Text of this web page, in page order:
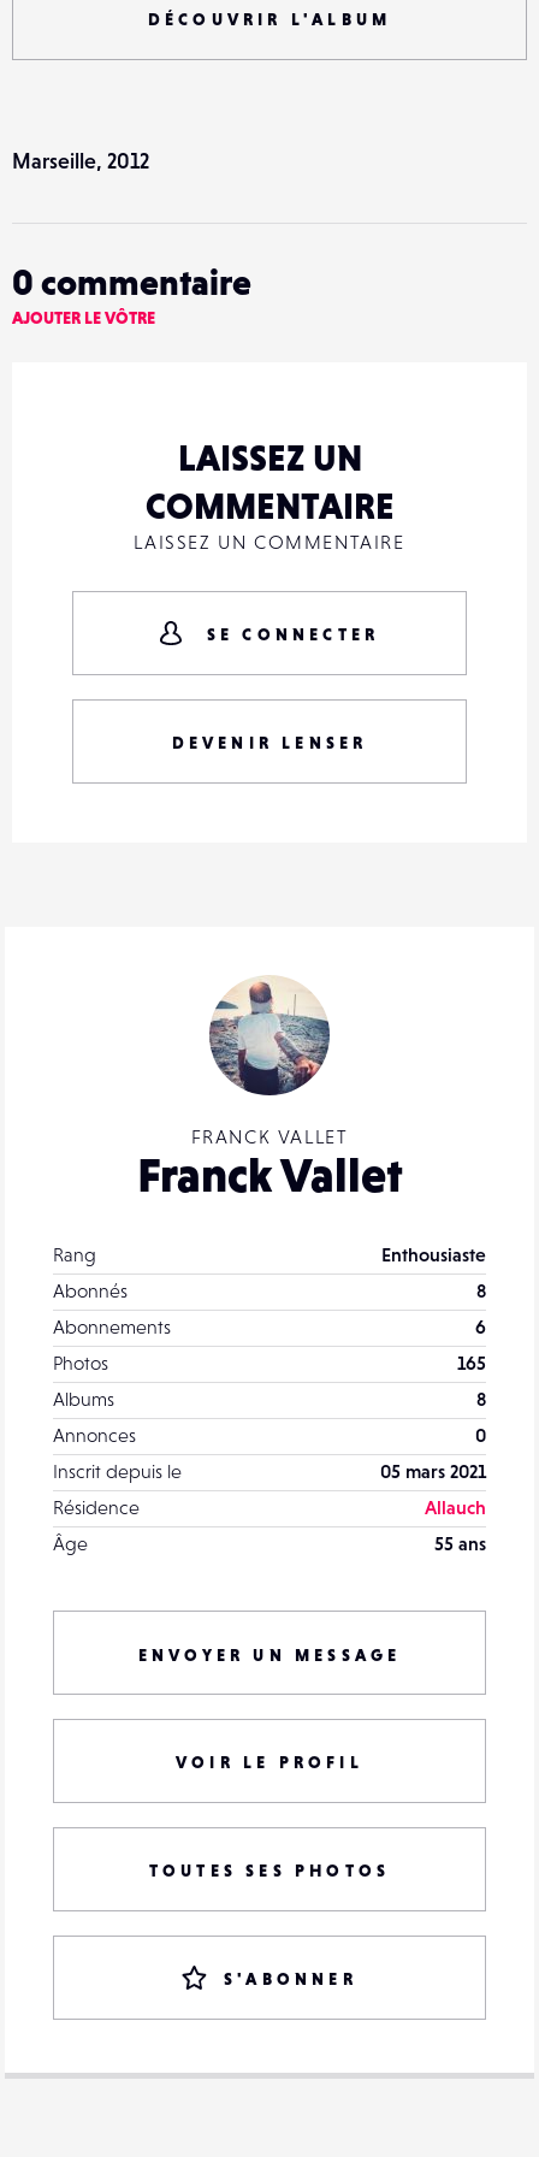
DÉCOUVRIR L'ALBUM
FRANCK VALLET
Franck Vallet
Rang
Enthousiaste
Abonnés
8
Abonnements
6
Photos
165
Albums
8
Annonces
0
Inscrit depuis le
05 mars 2021
Résidence
Allauch
Âge
55 ans
ENVOYER UN MESSAGE
VOIR LE PROFIL
TOUTES SES PHOTOS
S'ABONNER
Marseille, 2012
0 commentaire
AJOUTER LE VÔTRE
LAISSEZ UN
COMMENTAIRE
LAISSEZ UN COMMENTAIRE
SE CONNECTER
DEVENIR LENSER